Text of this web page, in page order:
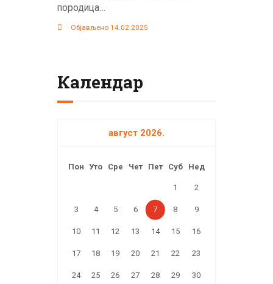
породица…
Објављено 14.02.2025
Календар
август 2026.
Пон Уто Сре Чет Пет Суб Нед
1 2
3 4 5 6 7 8 9
10 11 12 13 14 15 16
17 18 19 20 21 22 23
24 25 26 27 28 29 30